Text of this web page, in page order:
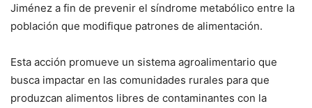
Jiménez a fin de prevenir el síndrome metabólico entre la
población que modifique patrones de alimentación.
Esta acción promueve un sistema agroalimentario que
busca impactar en las comunidades rurales para que
produzcan alimentos libres de contaminantes con la